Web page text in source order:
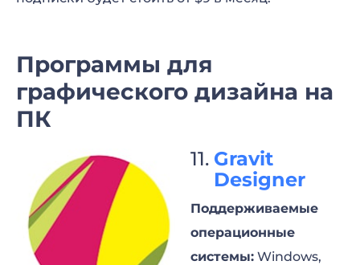
Программы для
графического дизайна на
ПК
Gravit
Designer
Поддерживаемые
операционные
системы: Windows,